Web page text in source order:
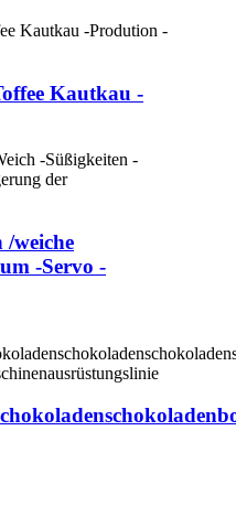
Kautkau -
/weiche
-Servo -